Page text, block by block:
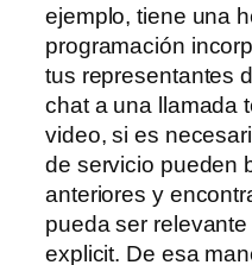
ejemplo, tiene una
programación
tus representantes
chat a una llamada
video, si es
de servicio pueden
anteriores y
pueda ser
explicit. De esa